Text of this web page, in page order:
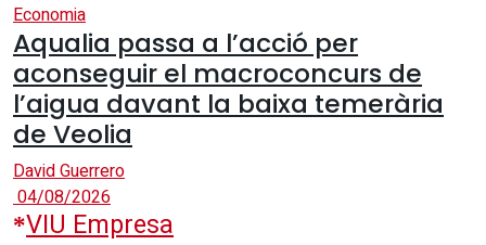
Economia
Aqualia passa a l’acció per
aconseguir el macroconcurs de
l’aigua davant la baixa temerària
de Veolia
David Guerrero
04/08/2026
VIU Empresa